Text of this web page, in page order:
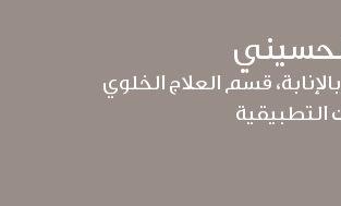
قسم العلاج الخلوي
التطبيقية